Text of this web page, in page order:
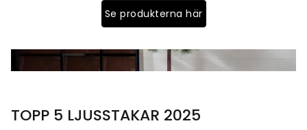
Se produkterna här
TOPP 5 LJUSSTAKAR 2025